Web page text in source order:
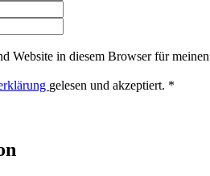
Website in diesem Browser für
gelesen und akzeptiert. *